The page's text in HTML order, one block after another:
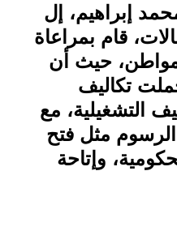
إبراهيم، إل
قام بمراعاة
حيث أن
تكاليف
التشغيلية، مع
مثل فتح
وإتاحة